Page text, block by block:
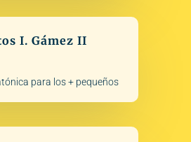
I. Gámez II
para los + pequeños